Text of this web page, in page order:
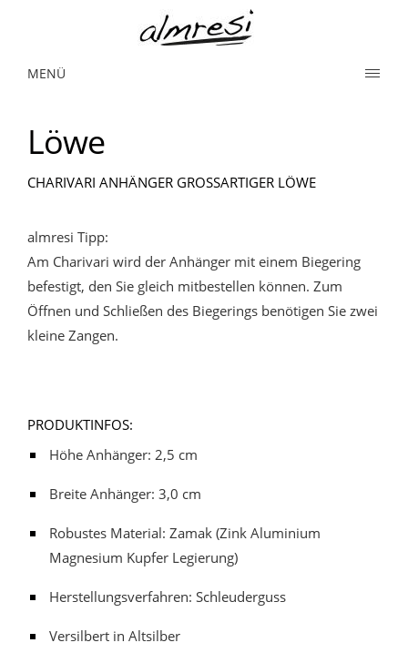
MENÜ
Löwe
CHARIVARI ANHÄNGER GROSSARTIGER LÖWE
almresi Tipp:
Am Charivari wird der Anhänger mit einem Biegering
befestigt, den Sie gleich mitbestellen können. Zum
Öffnen und Schließen des Biegerings benötigen Sie zwei
kleine Zangen.
PRODUKTINFOS:
Höhe Anhänger: 2,5 cm
Breite Anhänger: 3,0 cm
Robustes Material: Zamak (Zink Aluminium
Magnesium Kupfer Legierung)
Herstellungsverfahren: Schleuderguss
Versilbert in Altsilber